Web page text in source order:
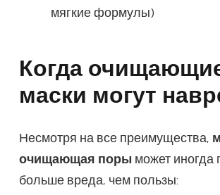
мягкие формулы)
Когда
маски могут
Несмотря на все преимущества,
очищающая поры может иногда
больше вреда, чем пользы: